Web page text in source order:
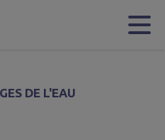
DE L'EAU